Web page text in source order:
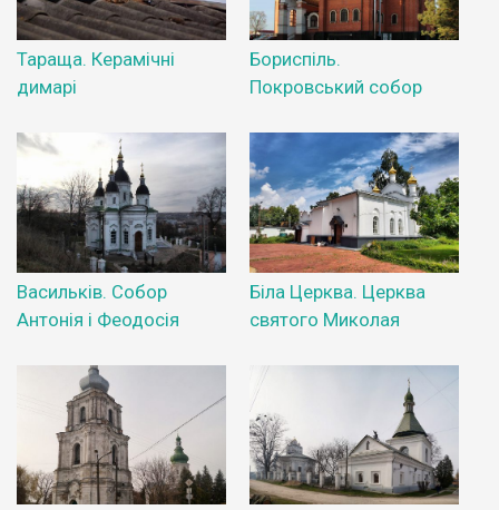
Тараща. Керамічні
димарі
Бориспіль.
Покровський собор
Васильків. Собор
Антонія і Феодосія
Біла Церква. Церква
святого Миколая